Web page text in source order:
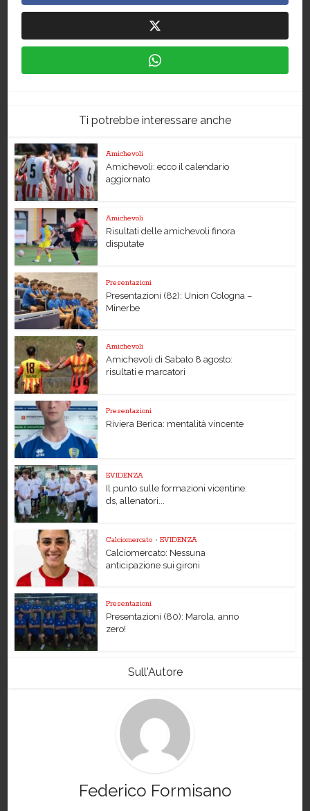
Ti potrebbe interessare anche
Amichevoli
Amichevoli: ecco il calendario
aggiornato
Amichevoli
Risultati delle amichevoli finora
disputate
Presentazioni
Presentazioni (82): Union Cologna –
Minerbe
Amichevoli
Amichevoli di Sabato 8 agosto:
risultati e marcatori
Presentazioni
Riviera Berica: mentalità vincente
EVIDENZA
Il punto sulle formazioni vicentine:
ds, allenatori...
Calciomercato • EVIDENZA
Calciomercato: Nessuna
anticipazione sui gironi
Presentazioni
Presentazioni (80): Marola, anno
zero!
Sull'Autore
Federico Formisano